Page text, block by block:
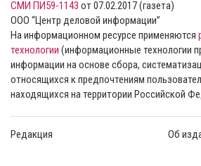
СМИ ПИ59-1143 от 07.02.2017 (газета)
ООО “Центр деловой информации”
На информационном ресурсе применяются
технологии (информационные технологии
информации на основе сбора,
относящихся к предпочтениям
находящихся на территории Российской
Редакция Об